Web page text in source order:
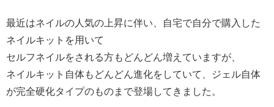
最近はネイルの人気の上昇に伴い、自宅で自分で購入した
ネイルキットを用いて
セルフネイルをされる方もどんどん増えていますが、
ネイルキット自体もどんどん進化をしていて、ジェル自体
が完全硬化タイプのものまで登場してきました。